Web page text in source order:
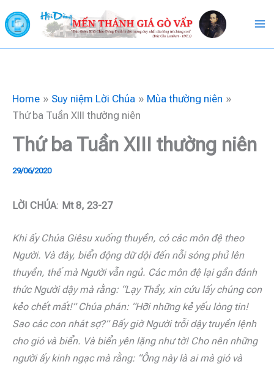
to
content
Home Suy niệm Lời Chúa
Mùa thường niên
Thứ ba Tuần XIII thường niên
Thứ ba Tuần XIII thường niên
29/06/2020
LỜI CHÚA: Mt 8, 23-27
Khi ấy Chúa Giêsu xuống thuyền, có các môn đệ theo
Người. Và đây, biển động dữ dội đến nỗi sóng phủ lên
thuyền, thế mà Người vẫn ngủ. Các môn đệ lại gần đánh
thức Người dậy mà rằng: “Lạy Thầy, xin cứu lấy chúng con
kẻo chết mất!” Chúa phán: “Hỡi những kẻ yếu lòng tin!
Sao các con nhát sợ?” Bấy giờ Người trỗi dậy truyền lệnh
cho gió và biển. Và biển yên lặng như tờ! Cho nên những
người ấy kinh ngạc mà rằng: “Ông này là ai mà gió và